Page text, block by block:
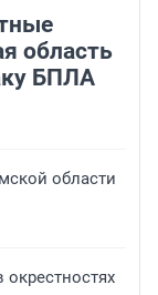
область
БПЛА
области